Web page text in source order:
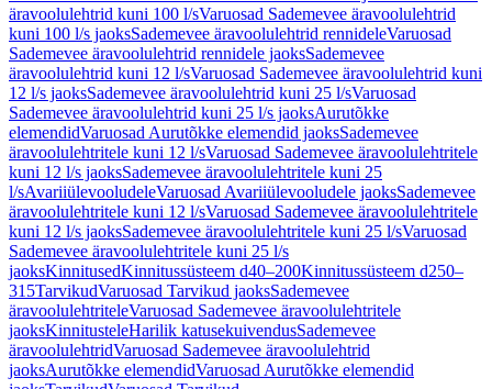
äravoolulehtrid kuni 100 l/sVaruosad Sademevee äravoolulehtrid
kuni 100 l/s jaoksSademevee äravoolulehtrid rennideleVaruosad
Sademevee äravoolulehtrid rennidele jaoksSademevee
äravoolulehtrid kuni 12 l/sVaruosad Sademevee äravoolulehtrid kuni
12 l/s jaoksSademevee äravoolulehtrid kuni 25 l/sVaruosad
Sademevee äravoolulehtrid kuni 25 l/s jaoksAurutõkke
elemendidVaruosad Aurutõkke elemendid jaoksSademevee
äravoolulehtritele kuni 12 l/sVaruosad Sademevee äravoolulehtritele
kuni 12 l/s jaoksSademevee äravoolulehtritele kuni 25
l/sAvariiülevooludeleVaruosad Avariiülevooludele jaoksSademevee
äravoolulehtritele kuni 12 l/sVaruosad Sademevee äravoolulehtritele
kuni 12 l/s jaoksSademevee äravoolulehtritele kuni 25 l/sVaruosad
Sademevee äravoolulehtritele kuni 25 l/s
jaoksKinnitusedKinnitussüsteem d40–200Kinnitussüsteem d250–
315TarvikudVaruosad Tarvikud jaoksSademevee
äravoolulehtriteleVaruosad Sademevee äravoolulehtritele
jaoksKinnitusteleHarilik katusekuivendusSademevee
äravoolulehtridVaruosad Sademevee äravoolulehtrid
jaoksAurutõkke elemendidVaruosad Aurutõkke elemendid